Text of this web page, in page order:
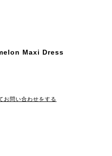
Maxi Dress
お問い合わせをする